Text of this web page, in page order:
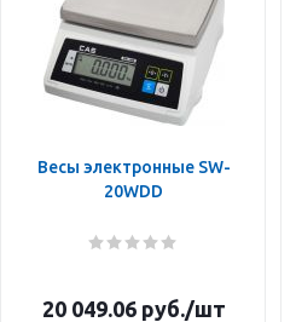
Весы электронные SW-
20WDD
20 049.06руб./шт